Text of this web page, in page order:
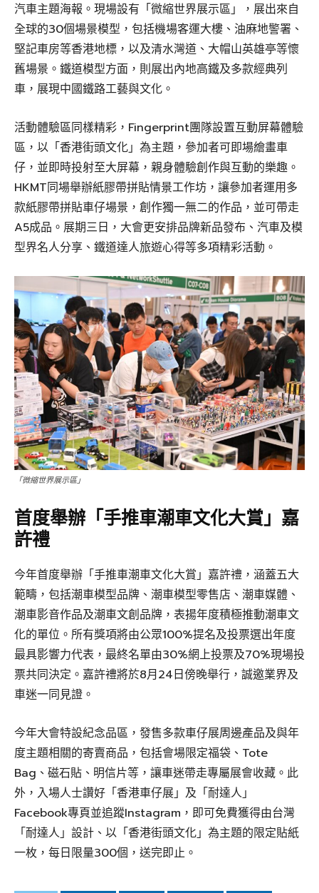
汽車主題海報。現場設有「微縮世界展示區」，展出來自
全球的30個場景模型，包括機場客運大樓、油麻地警署、
堅記車房等香港地標，以及清水灣道、大帽山英雄亭等懷
舊場景。鐵道模型方面，則展出內地高鐵及多款經典列
車，展現中國鐵路工藝與文化。
活動體驗區同樣精彩，Fingerprint團隊設置互動屏幕體驗
區，以「香港街頭文化」為主題，參加者可即場繪畫車
仔，並即時投射至大屏幕，親身體驗創作與互動的樂趣。
HKMT同場舉辦紙膠帶拼貼情景工作坊，讓參加者運用多
款紙膠帶拼貼車仔場景，創作獨一無二的作品，並可帶走
A5成品。展期三日，大會更安排品牌新品發布、汽車及模
型界名人分享、鐵道達人旅遊心得等多項精彩活動。
「微縮世界展示區」
首度舉辦「手推車潮車文化大賞」嘉
許禮
今年首度舉辦「手推車潮車文化大賞」嘉許禮，涵蓋五大
範疇，包括潮車模型品牌、潮車模型零售店、潮車媒體、
潮車影音作品及潮車文創品牌，表揚年度積極推動潮車文
化的單位。所有獎項將由公眾100%提名及投票選出年度
最具影響力代表，最終名單由30%網上投票及70%現場投
票共同決定。嘉許禮將於8月24日傍晚舉行，誠邀業界及
車迷一同見證。
今年大會特設紀念品區，發售多款車仔展周邊產品及與年
度主題相關的寄賣商品，包括會場限定福袋、Tote
Bag、磁石貼、明信片等，讓車迷帶走專屬展會收藏。此
外，入場人士讚好「香港車仔展」及「耐達人」
Facebook專頁並追蹤Instagram，即可免費獲得由台灣
「耐達人」設計、以「香港街頭文化」為主題的限定貼紙
一枚，每日限量300個，送完即止。